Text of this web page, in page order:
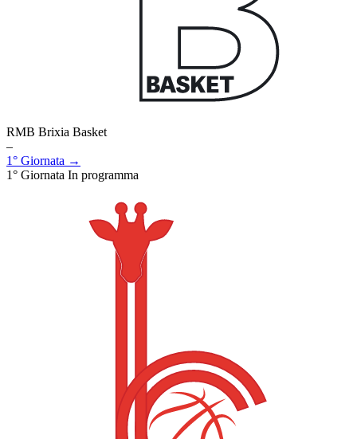
RMB Brixia Basket
–
1° Giornata →
1° Giornata In programma